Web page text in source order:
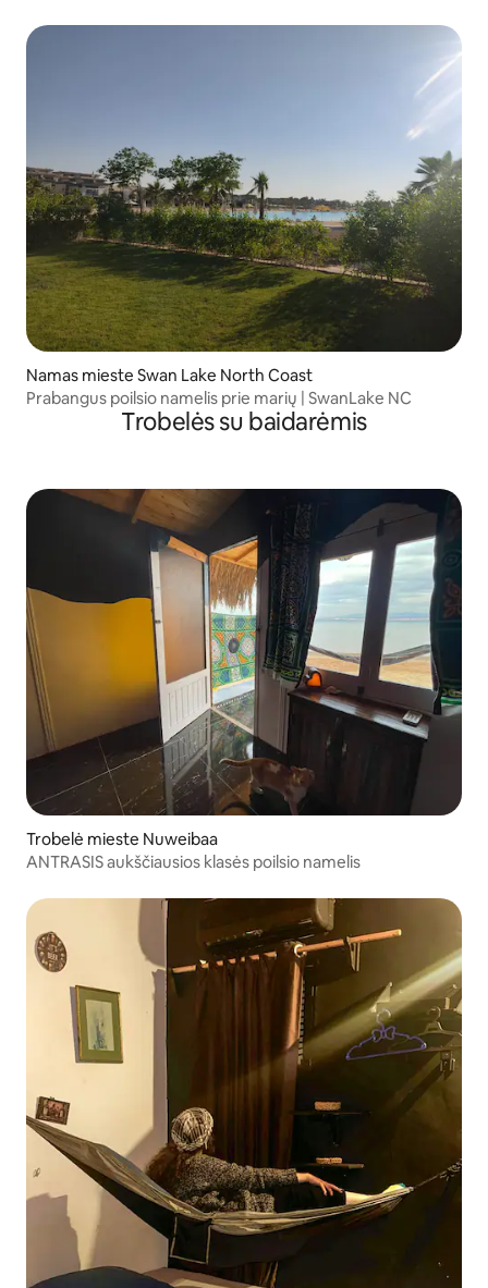
Namas mieste Swan Lake North Coast
Prabangus poilsio namelis prie marių | SwanLake NC
Trobelės su baidarėmis
Trobelė mieste Nuweibaa
ANTRASIS aukščiausios klasės poilsio namelis